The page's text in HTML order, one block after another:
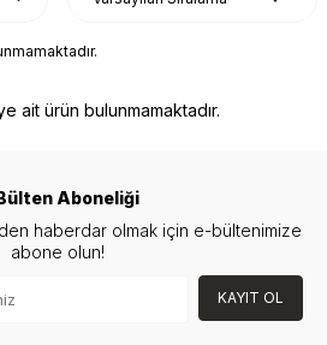
ait ürün bulunmamaktadır.
Aboneliği
haberdar olmak için e-bültenimize
abone olun!
KAYIT OL